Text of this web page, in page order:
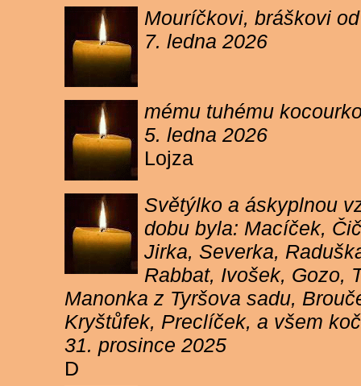
Mouríčkovi, bráškovi
7. ledna 2026
mému tuhému
5. ledna 2026
Lojza
Světýlko a áskyplnou
dobu byla: Macíček,
Jirka, Severka,
Rabbat, Ivošek, Gozo,
Manonka z Tyršova sadu,
Kryštůfek, Preclíček, a všem
31. prosince 2025
D